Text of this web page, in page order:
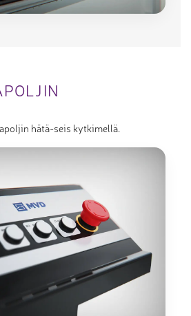
hätä-seis kytkimellä.